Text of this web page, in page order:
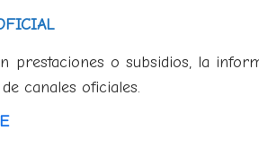
prestaciones o subsidios, la
canales oficiales.